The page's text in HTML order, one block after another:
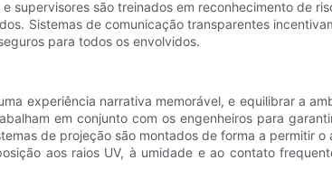
são treinados em reconhecimento de
Sistemas de comunicação transparentes
para todos os envolvidos.
experiência narrativa memorável, e equilibrar a
em conjunto com os engenheiros para
de projeção são montados de forma a permitir
aos raios UV, à umidade e ao contato